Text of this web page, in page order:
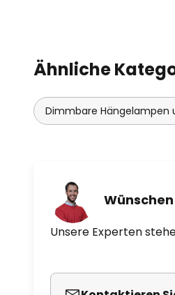
Ähnliche
Dimmbare Hängelampen
Unsere Experten